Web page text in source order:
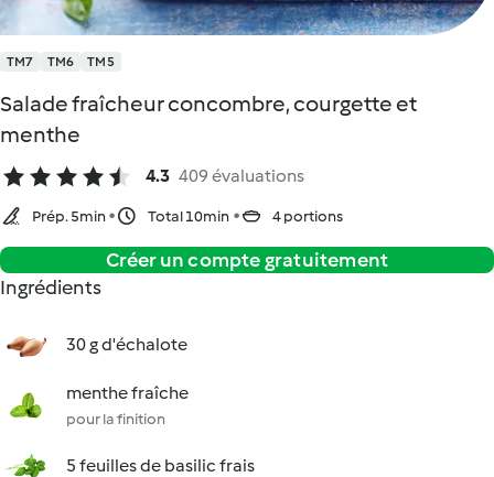
TM7 TM6 TM5
Salade fraîcheur concombre, courgette et
menthe
4.3 409 évaluations
Prép. 5min Total 10min 4 portions
Créer un compte gratuitement
Ingrédients
30 g d'échalote
menthe fraîche
pour la finition
5 feuilles de basilic frais